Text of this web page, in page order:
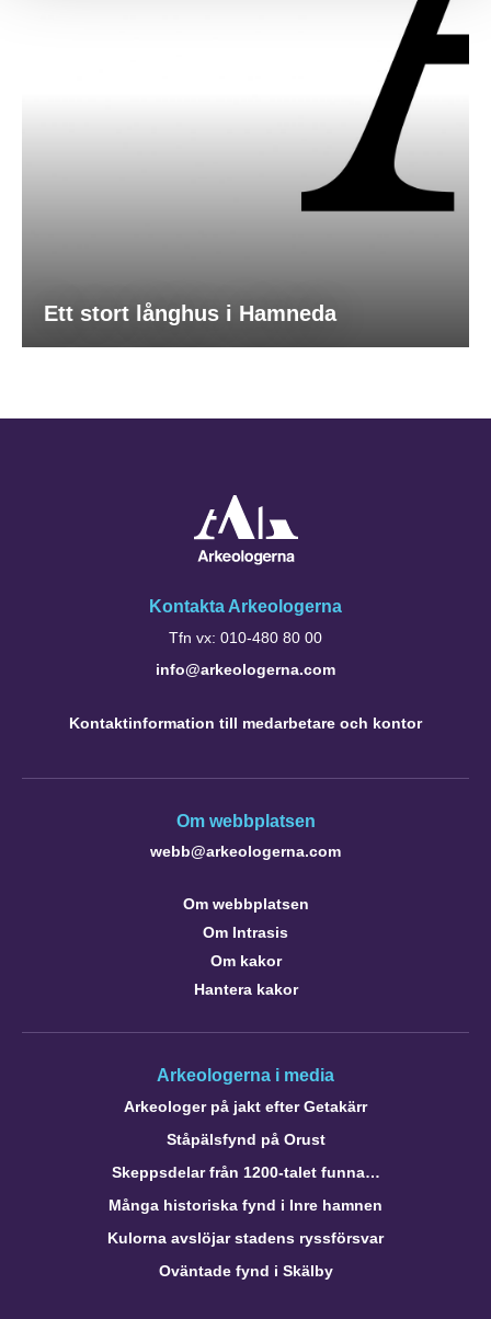
Ett stort långhus i Hamneda
Kontakta Arkeologerna
Tfn vx: 010-480 80 00
info@arkeologerna.com
Kontaktinformation till medarbetare och kontor
Om webbplatsen
webb@arkeologerna.com
Om webbplatsen
Om Intrasis
Om kakor
Hantera kakor
Arkeologerna i media
Arkeologer på jakt efter Getakärr
Ståpälsfynd på Orust
Skeppsdelar från 1200-talet funna…
Många historiska fynd i Inre hamnen
Kulorna avslöjar stadens ryssförsvar
Oväntade fynd i Skälby